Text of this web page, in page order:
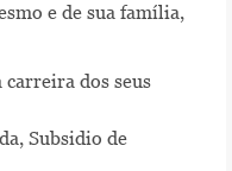
e de sua família,
dos seus
Subsidio de